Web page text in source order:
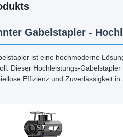
Gabelstapler -
ist eine hochmoderne
Dieser Hochleistungs-
Effizienz und Zuverlässigkeit